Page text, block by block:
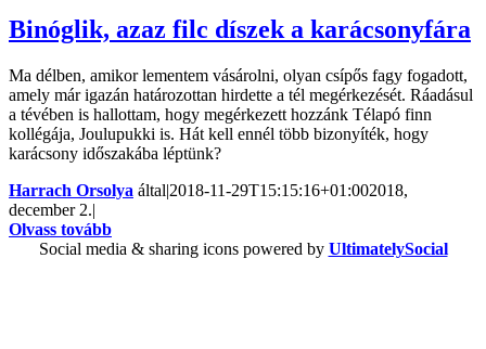
Binóglik, azaz filc díszek a karácsonyfára
Ma délben, amikor lementem vásárolni, olyan csípős fagy fogadott,
amely már igazán határozottan hirdette a tél megérkezését. Ráadásul
a tévében is hallottam, hogy megérkezett hozzánk Télapó finn
kollégája, Joulupukki is. Hát kell ennél több bizonyíték, hogy
karácsony időszakába léptünk?
Harrach Orsolya által|2018-11-29T15:15:16+01:002018,
december 2.|
Olvass tovább
Social media & sharing icons powered by UltimatelySocial